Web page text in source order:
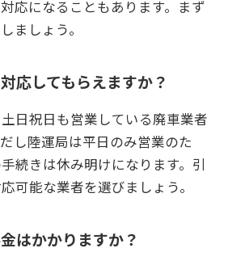
応になることもあります。まず
ましょう。
応してもらえますか？
日祝日も営業している廃車業者
し陸運局は平日のみ営業のた
続きは休み明けになります。引
可能な業者を選びましょう。
はかかりますか？